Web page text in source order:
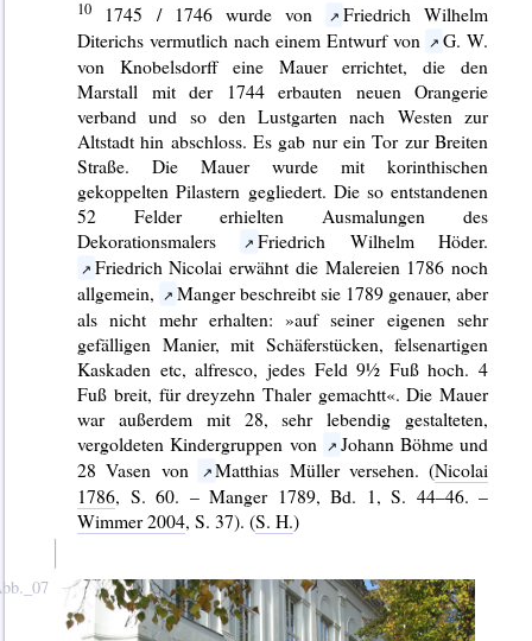
1745 / 1746 wurde von
Friedrich Wilhelm
Diterichs vermutlich nach einem Entwurf von
G. W.
von Knobelsdorff eine Mauer errichtet, die den
Marstall mit der 1744 erbauten neuen Orangerie
verband und so den Lustgarten nach Westen zur
Altstadt hin abschloss. Es gab nur ein Tor zur Breiten
Straße. Die Mauer wurde mit korinthischen
gekoppelten Pilastern gegliedert. Die so entstandenen
52 Felder erhielten Ausmalungen des
Dekorationsmalers
Friedrich Wilhelm Höder.
Friedrich Nicolai erwähnt die Malereien 1786 noch
allgemein,
Manger beschreibt sie 1789 genauer, aber
als nicht mehr erhalten: »auf seiner eigenen sehr
gefälligen Manier, mit Schäferstücken, felsenartigen
Kaskaden etc, alfresco, jedes Feld 9½ Fuß hoch. 4
Fuß breit, für dreyzehn Thaler gemachtt«. Die Mauer
war außerdem mit 28, sehr lebendig gestalteten,
vergoldeten Kindergruppen von
Johann Böhme und
28 Vasen von
Matthias Müller versehen. (Nicolai
1786, S. 60. – Manger 1789, Bd. 1, S. 44–46. –
Wimmer 2004, S. 37). (S. H.)